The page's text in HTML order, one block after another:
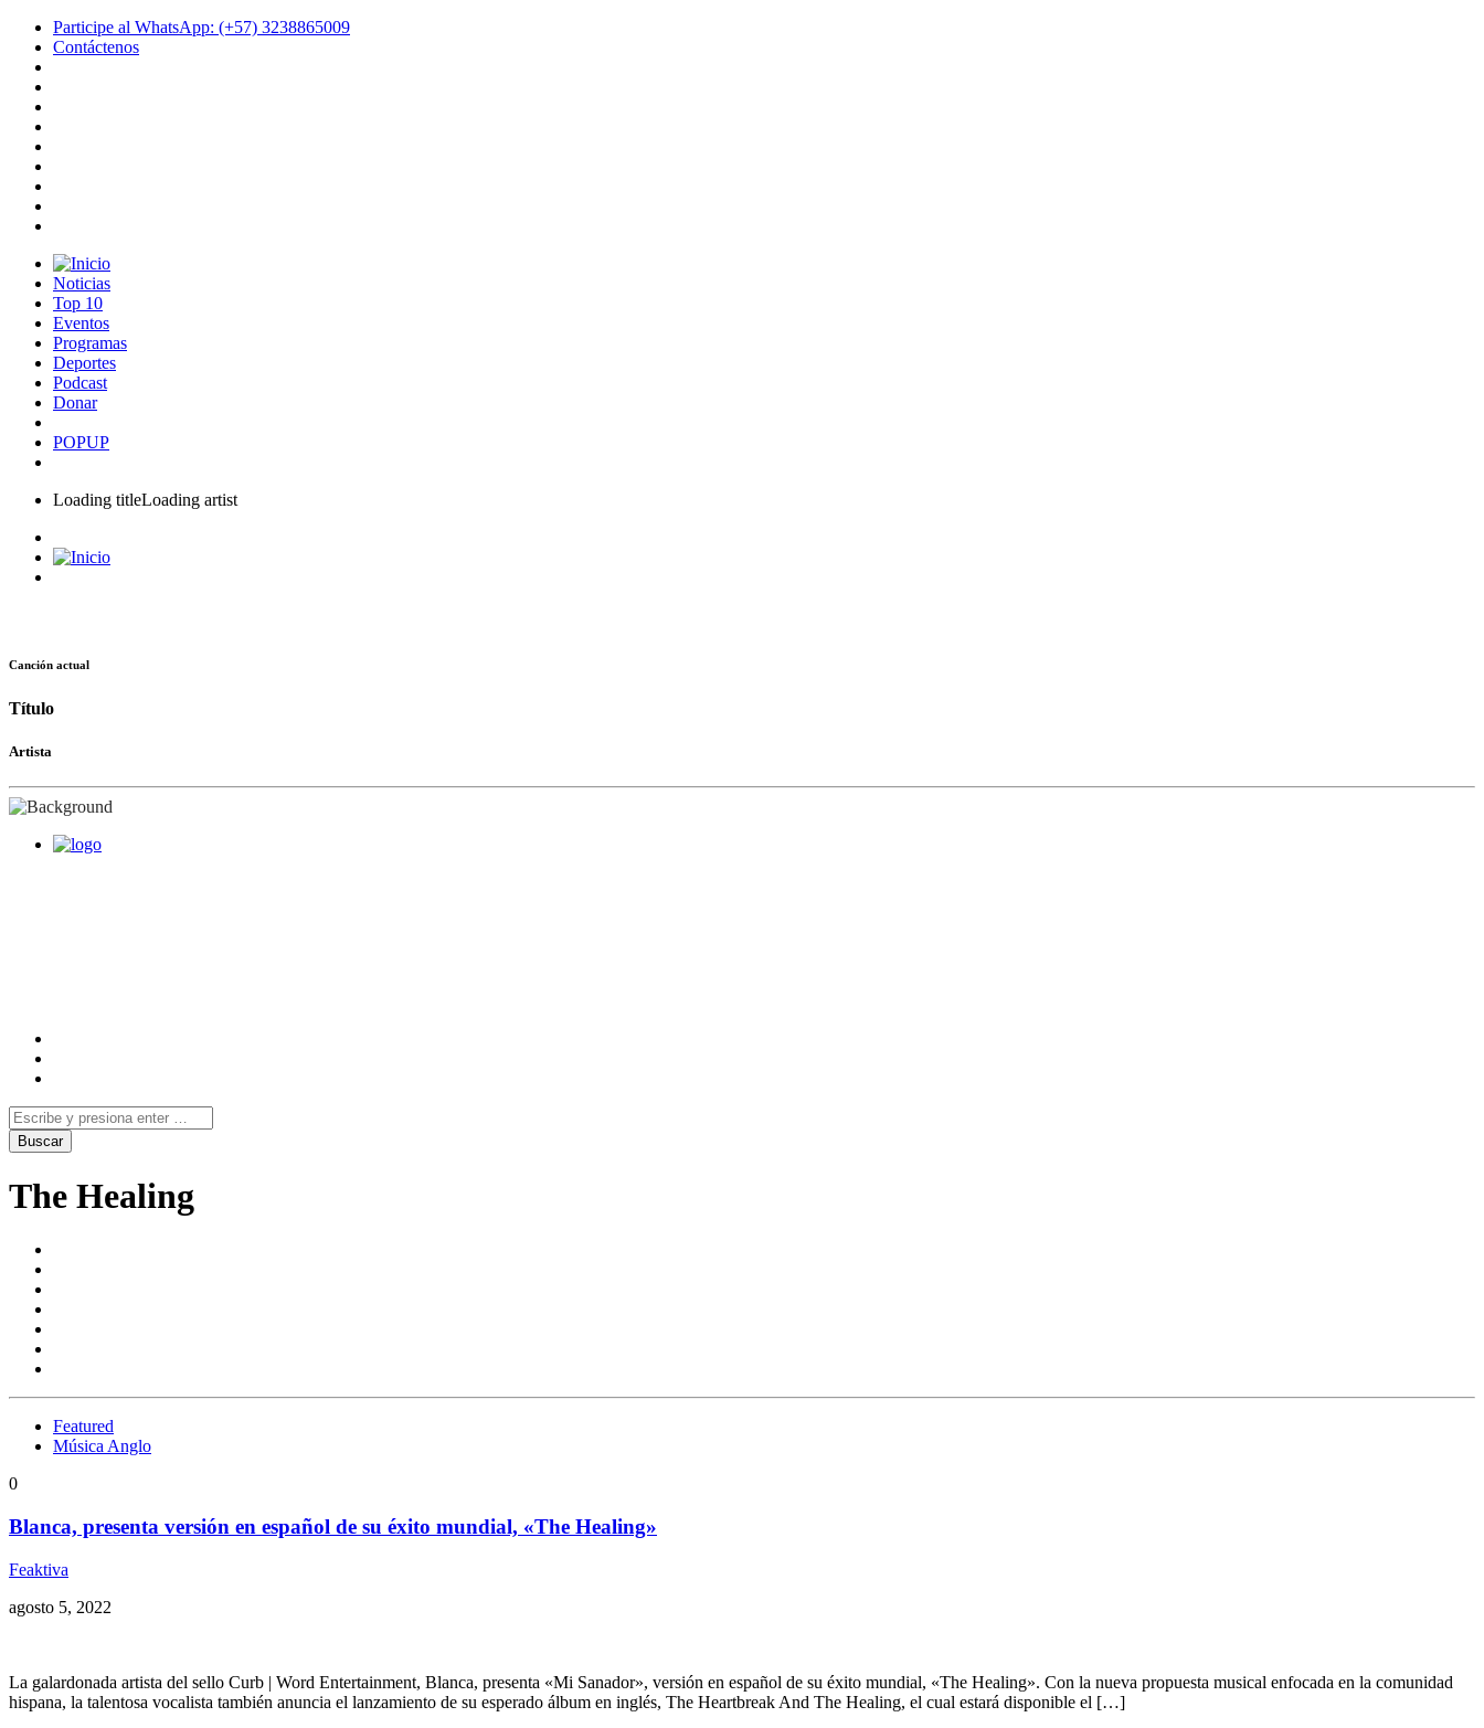
Participe al WhatsApp: (+57) 3238865009
Contáctenos
Noticias
Top 10
Eventos
Programas
Deportes
Podcast
Donar
POPUP
Loading titleLoading artist
Canción actual
Título
Artista
The Healing
Featured
Música Anglo
0
Blanca, presenta versión en español de su éxito mundial, «The Healing»
Feaktiva
agosto 5, 2022
La galardonada artista del sello Curb | Word Entertainment, Blanca, presenta «Mi Sanador», versión en español de su éxito mundial, «The Healing». Con la nueva propuesta musical enfocada en la comunidad
hispana, la talentosa vocalista también anuncia el lanzamiento de su esperado álbum en inglés, The Heartbreak And The Healing, el cual estará disponible el […]